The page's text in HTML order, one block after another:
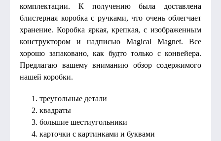
комплектации. К получению была доставлена
блистерная коробка с ручками, что очень облегчает
хранение. Коробка яркая, крепкая, с изображенным
конструктором и надписью Magical Magnet. Все
хорошо запаковано, как будто только с конвейера.
Предлагаю вашему вниманию обзор содержимого
нашей коробки.
треугольные детали
квадраты
большие шестиугольники
карточки с картинками и буквами